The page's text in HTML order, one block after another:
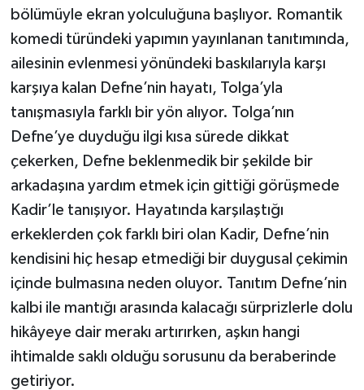
bölümüyle ekran yolculuğuna başlıyor. Romantik
komedi türündeki yapımın yayınlanan tanıtımında,
ailesinin evlenmesi yönündeki baskılarıyla karşı
karşıya kalan Defne’nin hayatı, Tolga’yla
tanışmasıyla farklı bir yön alıyor. Tolga’nın
Defne’ye duyduğu ilgi kısa sürede dikkat
çekerken, Defne beklenmedik bir şekilde bir
arkadaşına yardım etmek için gittiği görüşmede
Kadir’le tanışıyor. Hayatında karşılaştığı
erkeklerden çok farklı biri olan Kadir, Defne’nin
kendisini hiç hesap etmediği bir duygusal çekimin
içinde bulmasına neden oluyor. Tanıtım Defne’nin
kalbi ile mantığı arasında kalacağı sürprizlerle dolu
hikâyeye dair merakı artırırken, aşkın hangi
ihtimalde saklı olduğu sorusunu da beraberinde
getiriyor.